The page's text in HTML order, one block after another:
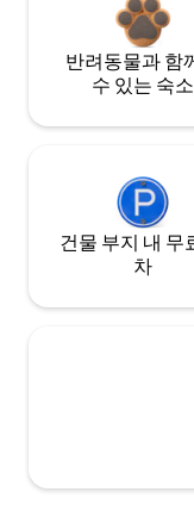
반려동물과 함
수 있는 숙소
건물 부지 내 무
차